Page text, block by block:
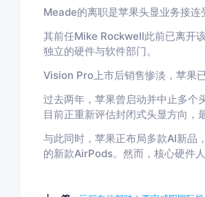
Meade的离职是苹果头显业务接连
其前任Mike Rockwell此前已离开
独立的硬件与软件部门。
Vision Pro上市后销售惨淡，苹果
过去两年，苹果曾启动并中止多个
目前正重新评估封闭式头显方向，
与此同时，苹果正布局多款AI新品
的新款AirPods。然而，核心硬件